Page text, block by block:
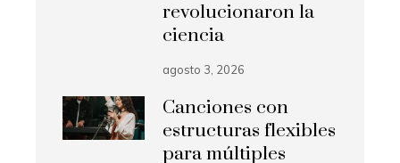
revolucionaron la
ciencia
agosto 3, 2026
Canciones con
estructuras flexibles
para múltiples